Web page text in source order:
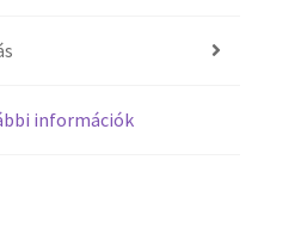
információk